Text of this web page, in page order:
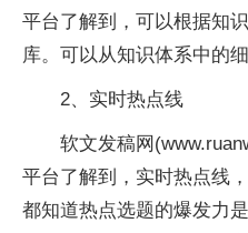
平台了解到，可以根据知
库。可以从知识体系中的
2、实时热点线
软文发稿网
平台了解到，实时热点线
都知道热点选题的爆发力